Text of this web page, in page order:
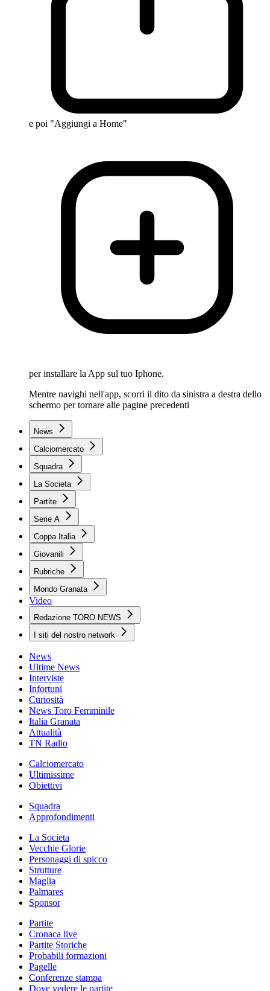
e poi "Aggiungi a Home"
per installare la App sul tuo Iphone.
Mentre navighi nell'app, scorri il dito da sinistra a destra dello
schermo per tornare alle pagine precedenti
News
Calciomercato
Squadra
La Societa
Partite
Serie A
Coppa Italia
Giovanili
Rubriche
Mondo Granata
Video
Redazione TORO NEWS
I siti del nostro network
News
Ultime News
Interviste
Infortuni
Curiosità
News Toro Femminile
Italia Granata
Attualità
TN Radio
Calciomercato
Ultimissime
Obiettivi
Squadra
Approfondimenti
La Societa
Vecchie Glorie
Personaggi di spicco
Strutture
Maglia
Palmares
Sponsor
Partite
Cronaca live
Partite Storiche
Probabili formazioni
Pagelle
Conferenze stampa
Dove vedere le partite